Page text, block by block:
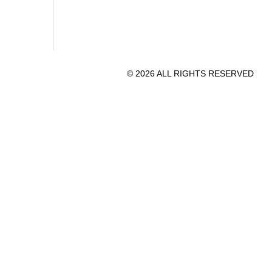
© 2026 ALL RIGHTS RESERVED